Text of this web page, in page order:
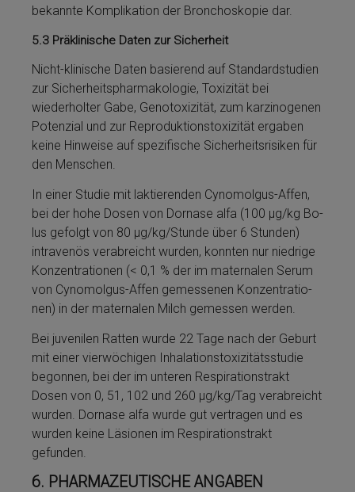
bekannte Kom­plikation der Bronchoskopie dar.
5.3 Präklinische Daten zur Sicherheit
Nicht-klinische Daten basierend auf Standardstudien
zur Sicherheitspharmakologie, Toxizität bei
wiederholter Gabe, Genotoxizität, zum karzinogenen
Potenzial und zur Reproduktionstoxizität ergaben
keine Hinweise auf spezifische Sicherheitsrisiken für
den Men­schen.
In ei­ner Studie mit lak­tie­ren­den Cynomolgus-Affen,
bei der hohe Dosen von Dor­nase al­fa (100 µg/kg Bo­
lus gefolgt von 80 µg/kg/Stunde über 6 Stunden)
intravenös verabreicht wurden, konnten nur nied­rige
Kon­zen­tra­tio­nen (< 0,1 % der im maternalen Serum
von Cynomolgus-Affen ge­mes­senen Kon­zen­tra­tio­
nen) in der maternalen Milch ge­mes­sen werden.
Bei juvenilen Ratten wurde 22 Tage nach der Geburt
mit ei­ner vierwöchigen Inhalationstoxizitätsstudie
begonnen, bei der im unteren Respirationstrakt
Dosen von 0, 51, 102 und 260 µg/kg/Tag verabreicht
wurden. Dor­nase al­fa wurde gut vertragen und es
wurden keine Läsionen im Respirationstrakt
gefunden.
6. PHARMAZEUTISCHE ANGABEN